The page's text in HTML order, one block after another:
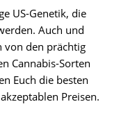
US-Genetik, die
Auch und
von den prächtig
Cannabis-Sorten
Euch die besten
Preisen.